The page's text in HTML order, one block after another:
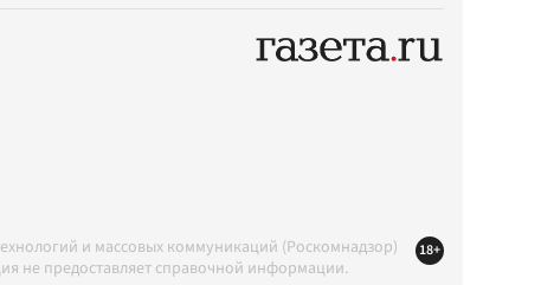
и массовых коммуникаций (Роскомнадзор)
не предоставляет справочной информации.
18+